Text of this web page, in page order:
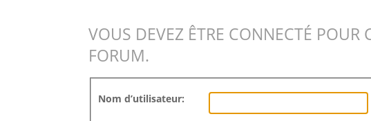
VOUS DEVEZ ÊTRE CONNECTÉ POUR
FORUM.
Nom d’utilisateur: